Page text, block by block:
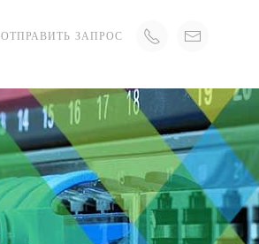
ОТПРАВИТЬ ЗАПРОС